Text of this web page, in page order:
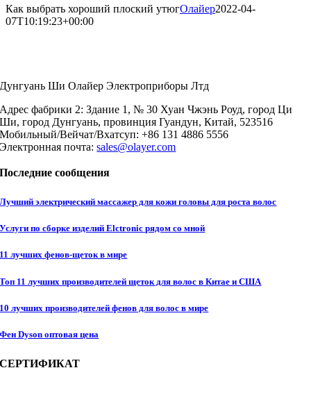
Как выбрать хороший плоский утюгОлайер2022-04-
07T10:19:23+00:00
Дунгуань Ши Олайер Электроприборы Лтд
Адрес фабрики 2: Здание 1, № 30 Хуан Чжэнь Роуд, город Ци
Ши, город Дунгуань, провинция Гуандун, Китай, 523516
Мобильный/Вейчат/Вхатсуп: +86 131 4886 5556
Электронная почта:sales@olayer.com
Последние сообщения
Лучший электрический массажер для кожи головы для роста волос
Услуги по сборке изделий Elctronic рядом со мной
11 лучших фенов-щеток в мире
Топ 11 лучших производителей щеток для волос в Китае и США
10 лучших производителей фенов для волос в мире
Фен Dyson оптовая цена
СЕРТИФИКАТ